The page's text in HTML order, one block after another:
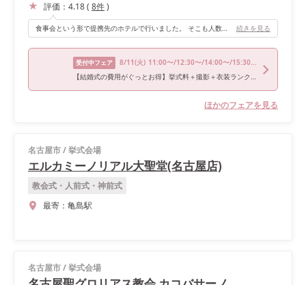
評価： 4.18( 8件)
食事会という形で提携先のホテルで行いました。 そこも人数に合ったお部屋で家族だけでの食事だったので、全員で和気藹々としながら会話を楽しむことができました。 続きを見る
受付中フェア 8/11(火) 11:00〜/12:30〜/14:00〜/15:30〜/17:00〜
【結婚式の費用がぐっとお得】挙式料＋撮影＋衣装ランクアップがセットで半額以下の198,000円!チャペル見学から予算相談までまるっと体験BIGフェア
ほかのフェアを見る
名古屋市/挙式会場
エルカミーノリアル大聖堂(名古屋店)
教会式・人前式・神前式
最寄： 亀島駅
名古屋市/挙式会場